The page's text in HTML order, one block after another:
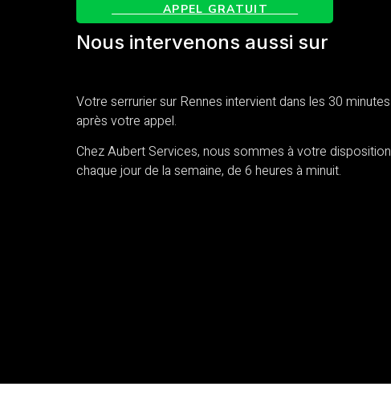
APPEL GRATUIT
Nous intervenons aussi sur
Votre serrurier sur Rennes intervient dans les 30 minutes
après votre appel.
Chez Aubert Services, nous sommes à votre disposition
chaque jour de la semaine, de 6 heures à minuit.